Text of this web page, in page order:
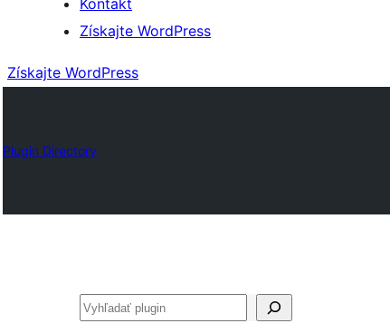
Kontakt
Získajte WordPress
Získajte WordPress
Plugin Directory
Hľadať